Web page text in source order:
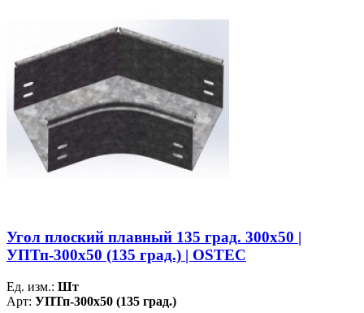
Угол плоский плавный 135 град. 300х50 |
УПТп-300х50 (135 град.) | OSTEC
Ед. изм.: Шт
Арт: УПТп-300х50 (135 град.)